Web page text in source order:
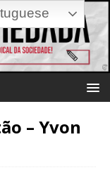
– Yvon